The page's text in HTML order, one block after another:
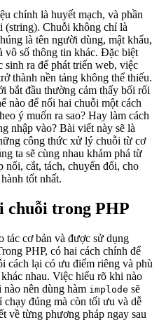
chính là huyết mạch, và phần
(string). Chuỗi không chỉ là
là tên người dùng, mật khẩu,
vô số thông tin khác. Đặc biệt
sinh ra để phát triển web, việc
thành nền tảng không thể thiếu.
bắt đầu thường cảm thấy bối rối
nào để nối hai chuỗi một cách
ý muốn ra sao? Hay làm cách
nhập vào? Bài viết này sẽ là
công thức xử lý chuỗi từ cơ
ta sẽ cùng nhau khám phá từ
nối, cắt, tách, chuyển đổi, cho
tốt nhất.
chuỗi trong PHP
tác cơ bản và được sử dụng
PHP, có hai cách chính để
cách lại có ưu điểm riêng và phù
nhau. Việc hiểu rõ khi nào
nên dùng hàm implode sẽ
đúng mà còn tối ưu và dễ
về từng phương pháp ngay sau